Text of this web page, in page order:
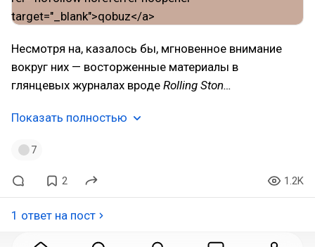
Несмотря на, казалось бы, мгновенное внимание
вокруг них — восторженные материалы в
глянцевых журналах вроде Rolling Ston…
Показать полностью
7
2 1.2K
1 ответ на пост